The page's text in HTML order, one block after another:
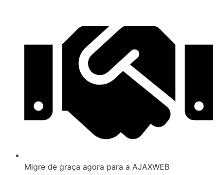
Migre de graça agora para a AJAXWEB